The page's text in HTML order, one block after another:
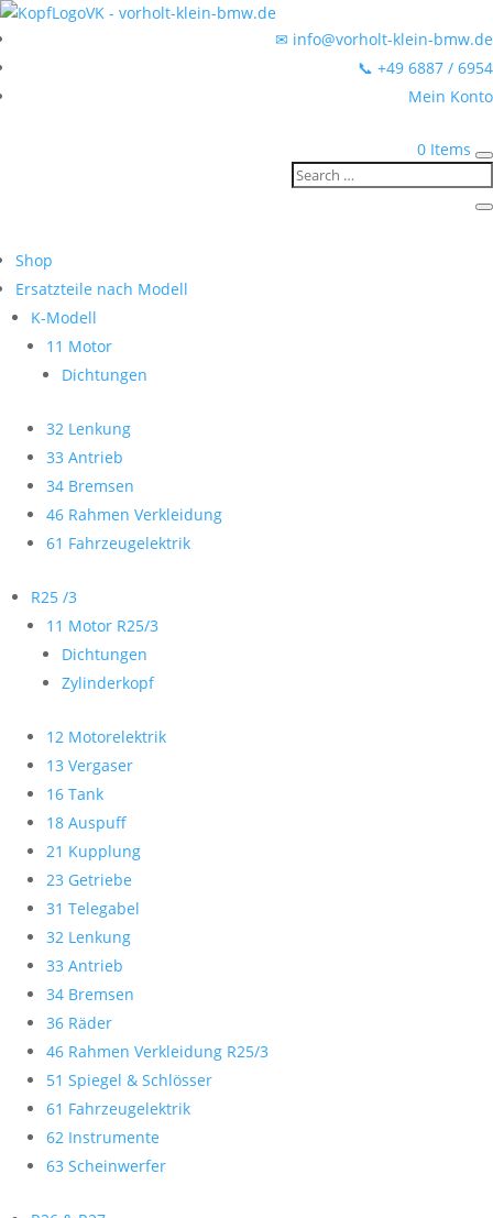
✉ info@vorholt-klein-bmw.de
📞 +49 6887 / 6954
Mein Konto
0 Items
Shop
Ersatzteile nach Modell
K-Modell
11 Motor
Dichtungen
32 Lenkung
33 Antrieb
34 Bremsen
46 Rahmen Verkleidung
61 Fahrzeugelektrik
R25 /3
11 Motor R25/3
Dichtungen
Zylinderkopf
12 Motorelektrik
13 Vergaser
16 Tank
18 Auspuff
21 Kupplung
23 Getriebe
31 Telegabel
32 Lenkung
33 Antrieb
34 Bremsen
36 Räder
46 Rahmen Verkleidung R25/3
51 Spiegel & Schlösser
61 Fahrzeugelektrik
62 Instrumente
63 Scheinwerfer